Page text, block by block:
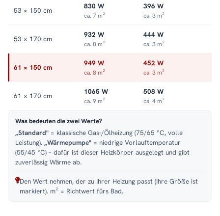
53 × 150 cm 830 W
ca. 7 m²
396 W
ca. 3 m²
53 × 170 cm 932 W
ca. 8 m²
444 W
ca. 3 m²
61 × 150 cm 949 W
ca. 8 m²
452 W
ca. 3 m²
61 × 170 cm 1065 W
ca. 9 m²
508 W
ca. 4 m²
Was bedeuten die zwei Werte?
„Standard" = klassische Gas-/Ölheizung (75/65 °C, volle
Leistung). „Wärmepumpe" = niedrige Vorlauftemperatur
(55/45 °C) – dafür ist dieser Heizkörper ausgelegt und gibt
zuverlässig Wärme ab.
Den Wert nehmen, der zu Ihrer Heizung passt (Ihre Größe ist
markiert). m² = Richtwert fürs Bad.